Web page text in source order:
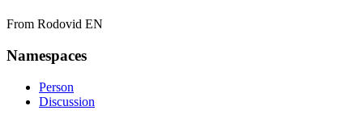
From Rodovid EN
Namespaces
Person
Discussion